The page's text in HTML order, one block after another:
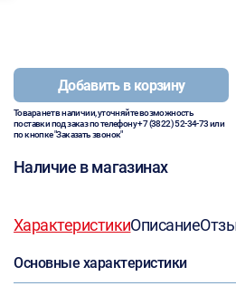
Добавить в корзину
Товара нет в наличии, уточняйте возможность
поставки под заказ по телефону+7 (3822) 52-34-73или
по кнопке "Заказать звонок"
Наличие в магазинах
ХарактеристикиОписание
Основные характеристики